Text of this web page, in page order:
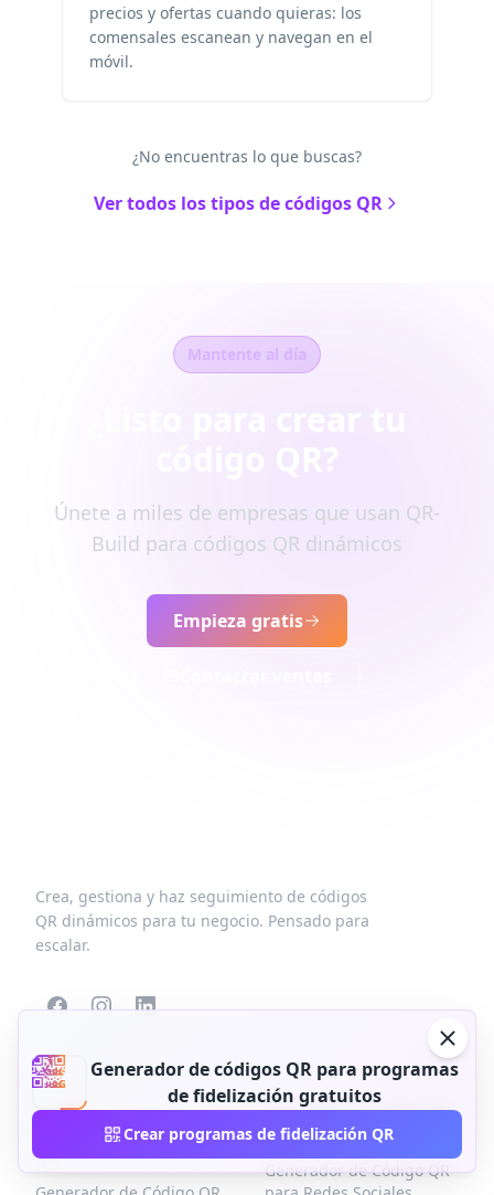
precios y ofertas cuando quieras: los
comensales escanean y navegan en el
móvil.
¿No encuentras lo que buscas?
Ver todos los tipos de códigos QR
Generador de códigos QR para programas
de fidelización gratuitos
Crear programas de fidelización QR
Mantente al día
Únete a miles de empresas que usan QR-
Build para códigos QR dinámicos
Empieza gratis
Crea, gestiona y haz seguimiento de códigos
QR dinámicos para tu negocio. Pensado para
escalar.
CÓDIGOS QR
POPULARES
Generadores de códigos
QR
MÁS TIPOS
Generador de Código QR
para Aplicaciones
Generador de Código QR